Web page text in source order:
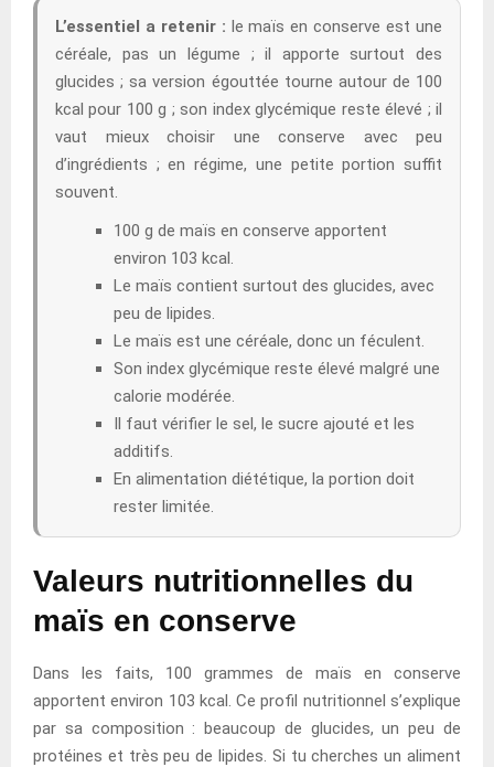
L’essentiel a retenir : le maïs en conserve est une
céréale, pas un légume ; il apporte surtout des
glucides ; sa version égouttée tourne autour de 100
kcal pour 100 g ; son index glycémique reste élevé ; il
vaut mieux choisir une conserve avec peu
d’ingrédients ; en régime, une petite portion suffit
souvent.
100 g de maïs en conserve apportent
environ 103 kcal.
Le maïs contient surtout des glucides, avec
peu de lipides.
Le maïs est une céréale, donc un féculent.
Son index glycémique reste élevé malgré une
calorie modérée.
Il faut vérifier le sel, le sucre ajouté et les
additifs.
En alimentation diététique, la portion doit
rester limitée.
Valeurs nutritionnelles du
maïs en conserve
Dans les faits, 100 grammes de maïs en conserve
apportent environ 103 kcal. Ce profil nutritionnel s’explique
par sa composition : beaucoup de glucides, un peu de
protéines et très peu de lipides. Si tu cherches un aliment